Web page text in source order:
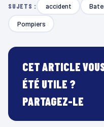
SUJETS : accident
Pompiers
CET ARTICLE
ÉTÉ UTILE ?
PARTAGEZ-LE